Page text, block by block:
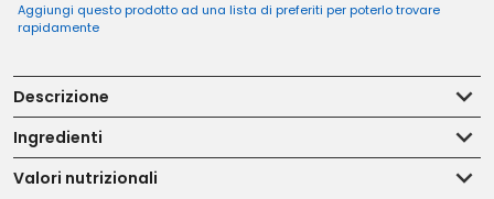
Aggiungi questo prodotto ad una lista di preferiti per poterlo trovare
rapidamente
Descrizione
Ingredienti
Valori nutrizionali